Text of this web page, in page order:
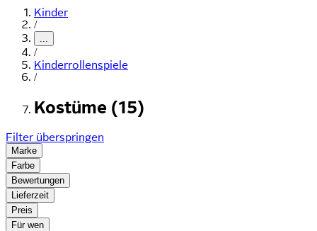
Kinder
/
...
/
Kinderrollenspiele
/
Kostüme (15)
Filter überspringen
Marke
Farbe
Bewertungen
Lieferzeit
Preis
Für wen